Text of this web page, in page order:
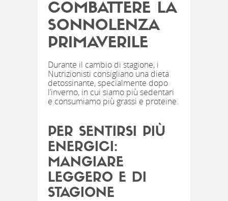
COMBATTERE LA
SONNOLENZA
PRIMAVERILE
Durante il cambio di stagione, i
Nutrizionisti consigliano una dieta
detossinante, specialmente dopo
l’inverno, in cui siamo più sedentari
e consumiamo più grassi e proteine.
PER SENTIRSI PIÙ
ENERGICI:
MANGIARE
LEGGERO E DI
STAGIONE